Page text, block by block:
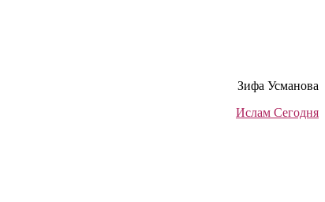
Зифа Усманова
Ислам Сегодня